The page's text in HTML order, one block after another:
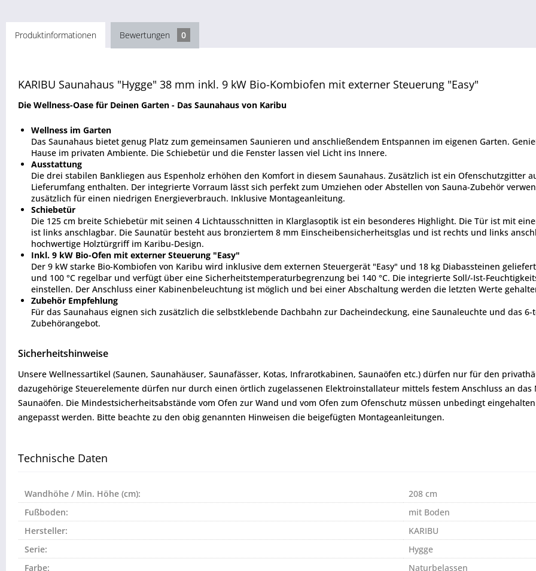
Produktinformationen Bewertungen 0
KARIBU Saunahaus "Hygge" 38 mm inkl. 9 kW Bio-Kombiofen mit externer Steuerung "Easy"
Die Wellness-Oase für Deinen Garten - Das Saunahaus von Karibu
Wellness im Garten
Das Saunahaus bietet genug Platz zum gemeinsamen Saunieren und anschließendem Entspannen im eigenen Garten.
Hause im privaten Ambiente. Die Schiebetür und die Fenster lassen viel Licht ins Innere.
Ausstattung
Die drei stabilen Bankliegen aus Espenholz erhöhen den Komfort in diesem Saunahaus. Zusätzlich ist ein Ofenschutzgitter
Lieferumfang enthalten. Der integrierte Vorraum lässt sich perfekt zum Umziehen oder Abstellen von Sauna-Zubehör
zusätzlich für einen niedrigen Energieverbrauch. Inklusive Montageanleitung.
Schiebetür
Die 125 cm breite Schiebetür mit seinen 4 Lichtausschnitten in Klarglasoptik ist ein besonderes Highlight. Die Tür ist mit
ist links anschlagbar. Die Saunatür besteht aus bronziertem 8 mm Einscheibensicherheitsglas und ist rechts und links
hochwertige Holztürgriff im Karibu-Design.
Inkl. 9 kW Bio-Ofen mit externer Steuerung "Easy"
Der 9 kW starke Bio-Kombiofen von Karibu wird inklusive dem externen Steuergerät "Easy" und 18 kg Diabassteinen
und 100 °C regelbar und verfügt über eine Sicherheitstemperaturbegrenzung bei 140 °C. Die integrierte Soll/-Ist-
einstellen. Der Anschluss einer Kabinenbeleuchtung ist möglich und bei einer Abschaltung werden die letzten Werte
Zubehör Empfehlung
Für das Saunahaus eignen sich zusätzlich die selbstklebende Dachbahn zur Dacheindeckung, eine Saunaleuchte und das
Zubehörangebot.
Sicherheitshinweise
Unsere Wellnessartikel (Saunen, Saunahäuser, Saunafässer, Kotas, Infrarotkabinen, Saunaöfen etc.) dürfen nur für den
dazugehörige Steuerelemente dürfen nur durch einen örtlich zugelassenen Elektroinstallateur mittels festem Anschluss an das
Saunaöfen. Die Mindestsicherheitsabstände vom Ofen zur Wand und vom Ofen zum Ofenschutz müssen unbedingt
angepasst werden. Bitte beachte zu den obig genannten Hinweisen die beigefügten Montageanleitungen.
Technische Daten
Wandhöhe / Min. Höhe (cm):
208 cm
Fußboden:
mit Boden
Hersteller:
KARIBU
Serie:
Hygge
Farbe:
Naturbelassen